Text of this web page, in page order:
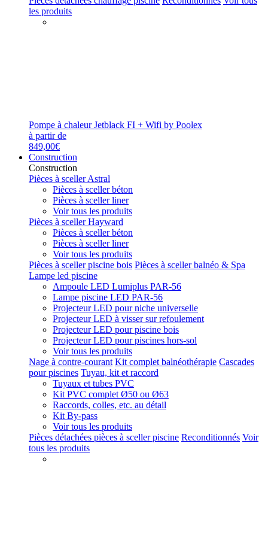
les produits
Pompe à chaleur Jetblack FI + Wifi by Poolex
à partir de
849,00€
Construction
Construction
Pièces à sceller Astral
Pièces à sceller béton
Pièces à sceller liner
Voir tous les produits
Pièces à sceller Hayward
Pièces à sceller béton
Pièces à sceller liner
Voir tous les produits
Pièces à sceller piscine bois Pièces à sceller balnéo & Spa
Lampe led piscine
Ampoule LED Lumiplus PAR-56
Lampe piscine LED PAR-56
Projecteur LED pour niche universelle
Projecteur LED à visser sur refoulement
Projecteur LED pour piscine bois
Projecteur LED pour piscines hors-sol
Voir tous les produits
Nage à contre-courant Kit complet balnéothérapie Cascades
pour piscines Tuyau, kit et raccord
Tuyaux et tubes PVC
Kit PVC complet Ø50 ou Ø63
Raccords, colles, etc. au détail
Kit By-pass
Voir tous les produits
Pièces détachées pièces à sceller piscine Reconditionnés Voir
tous les produits